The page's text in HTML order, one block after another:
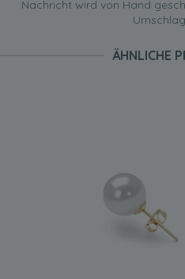
Nachricht wird von Hand
ÄHNLICHE